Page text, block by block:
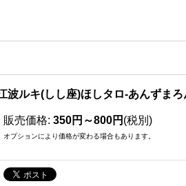
波ルキ(しし座)ほしタロ-あんずまろ
販売価格: 350円～800円 (税別)
オプションにより価格が変わる場合もあります。